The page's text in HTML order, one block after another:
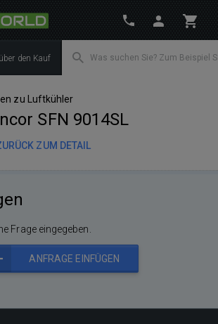
den Kauf
zu Luftkühler
SFN 9014SL
ZUM DETAIL
Frage eingegeben.
ANFRAGE EINFÜGEN